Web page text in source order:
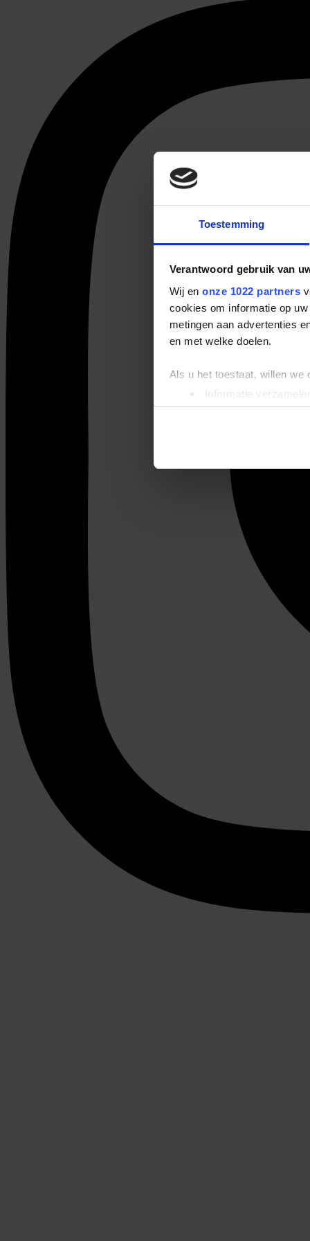
Toestemming
Verantwoord gebruik van
Wij en onze 1022 partners
cookies om informatie op
metingen aan advertenties
en met welke doelen.
Als u het toestaat, willen we
Informatie
Uw apparaat
Lees meer over hoe uw
We gebruiken cookies om
websiteverkeer te
media, adverteren en
verstrekt of die ze hebben